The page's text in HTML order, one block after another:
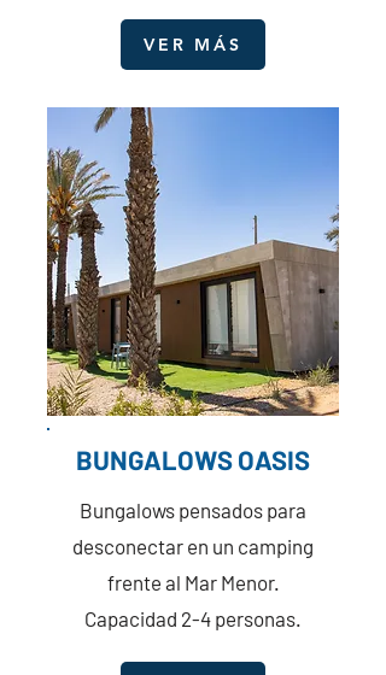
VER MÁS
BUNGALOWS OASIS
Bungalows pensados para
desconectar en un camping
frente al Mar Menor.
Capacidad 2-4 personas.